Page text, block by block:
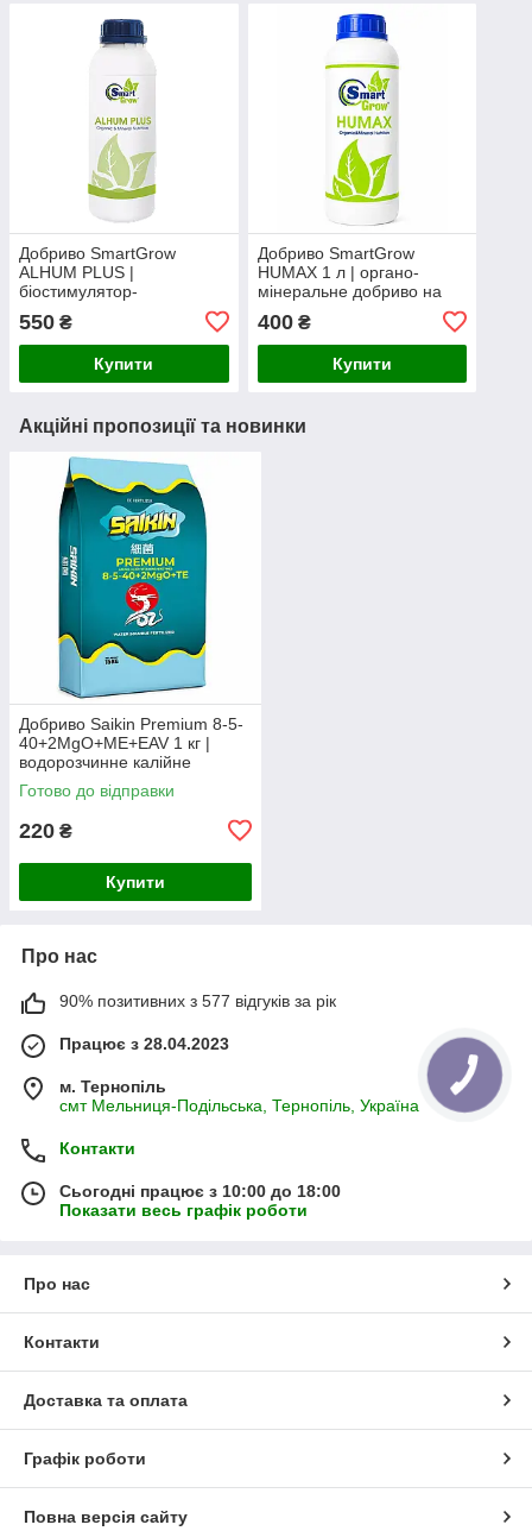
Добриво SmartGrow
ALHUM PLUS |
біостимулятор-
гумату калію, морських
водоростей та
амінокислот
550 ₴
Купити
Добриво SmartGrow
HUMAX 1 л | органо-
мінеральне добриво на
екстракту для стимуляції
росту та захисту рослин
400₴
Купити
Акційні пропозиції та новинки
Добриво Saikin Premium 8-5-
40+2MgO+МЕ+EAV 1 кг |
водорозчинне калійне
добриво (фасоване з мішка)
Готово до відправки
220 ₴
Купити
Про нас
90% позитивних з 577 відгуків за рік
Працює з 28.04.2023
м. Тернопіль
смт Мельниця-Подільська, Тернопіль, Україна
Контакти
Сьогодні працює з 10:00 до 18:00
Показати весь графік роботи
Про нас
Контакти
Доставка та оплата
Графік роботи
Повна версія сайту